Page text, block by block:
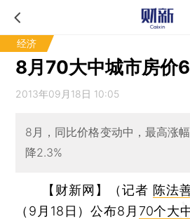
经济
8月70大中城市房价
2013年09月18日 10:05
8月，同比价格变动中，最高涨
降2.3%
【财新网】（记者 陈法
（9月18日）公布8月 70个大